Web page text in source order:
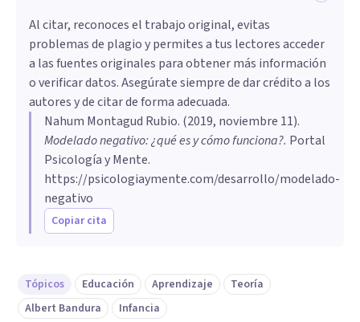
Al citar, reconoces el trabajo original, evitas
problemas de plagio y permites a tus lectores acceder
a las fuentes originales para obtener más información
o verificar datos. Asegúrate siempre de dar crédito a los
autores y de citar de forma adecuada.
Nahum Montagud Rubio. (2019, noviembre 11).
Modelado negativo: ¿qué es y cómo funciona?. Portal
Psicología y Mente.
https://psicologiaymente.com/desarrollo/modelado-
negativo
Copiar cita
Tópicos Educación Aprendizaje
Teoría
Albert Bandura
Infancia